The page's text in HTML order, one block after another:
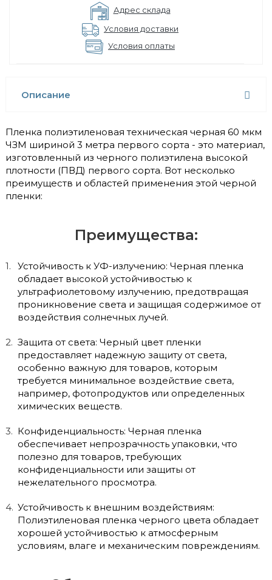
Адрес склада
Условия доставки
Условия оплаты
Описание
Пленка полиэтиленовая техническая черная 60 мкм
ЧЗМ шириной 3 метра первого сорта - это материал,
изготовленный из черного полиэтилена высокой
плотности (ПВД) первого сорта. Вот несколько
преимуществ и областей применения этой черной
пленки:
Преимущества:
Устойчивость к УФ-излучению: Черная пленка
обладает высокой устойчивостью к
ультрафиолетовому излучению, предотвращая
проникновение света и защищая содержимое от
воздействия солнечных лучей.
Защита от света: Черный цвет пленки
предоставляет надежную защиту от света,
особенно важную для товаров, которым
требуется минимальное воздействие света,
например, фотопродуктов или определенных
химических веществ.
Конфиденциальность: Черная пленка
обеспечивает непрозрачность упаковки, что
полезно для товаров, требующих
конфиденциальности или защиты от
нежелательного просмотра.
Устойчивость к внешним воздействиям:
Полиэтиленовая пленка черного цвета обладает
хорошей устойчивостью к атмосферным
условиям, влаге и механическим повреждениям.